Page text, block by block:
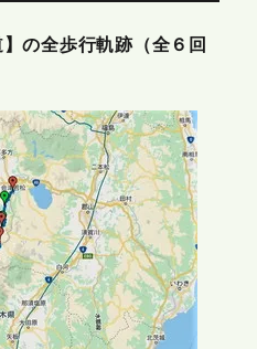
の全歩行軌跡（全６回